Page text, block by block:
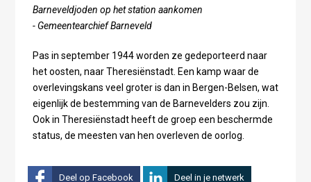
Barneveldjoden op het station aankomen
- Gemeentearchief Barneveld
Pas in september 1944 worden ze gedeporteerd naar
het oosten, naar Theresiënstadt. Een kamp waar de
overlevingskans veel groter is dan in Bergen-Belsen, wat
eigenlijk de bestemming van de Barnevelders zou zijn.
Ook in Theresiënstadt heeft de groep een beschermde
status, de meesten van hen overleven de oorlog.
Deel op Facebook Deel in je netwerk